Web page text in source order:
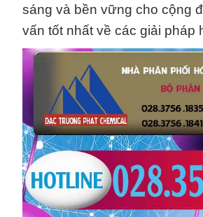
sáng và bền vững cho cộng
vấn tốt nhất về các giải pháp